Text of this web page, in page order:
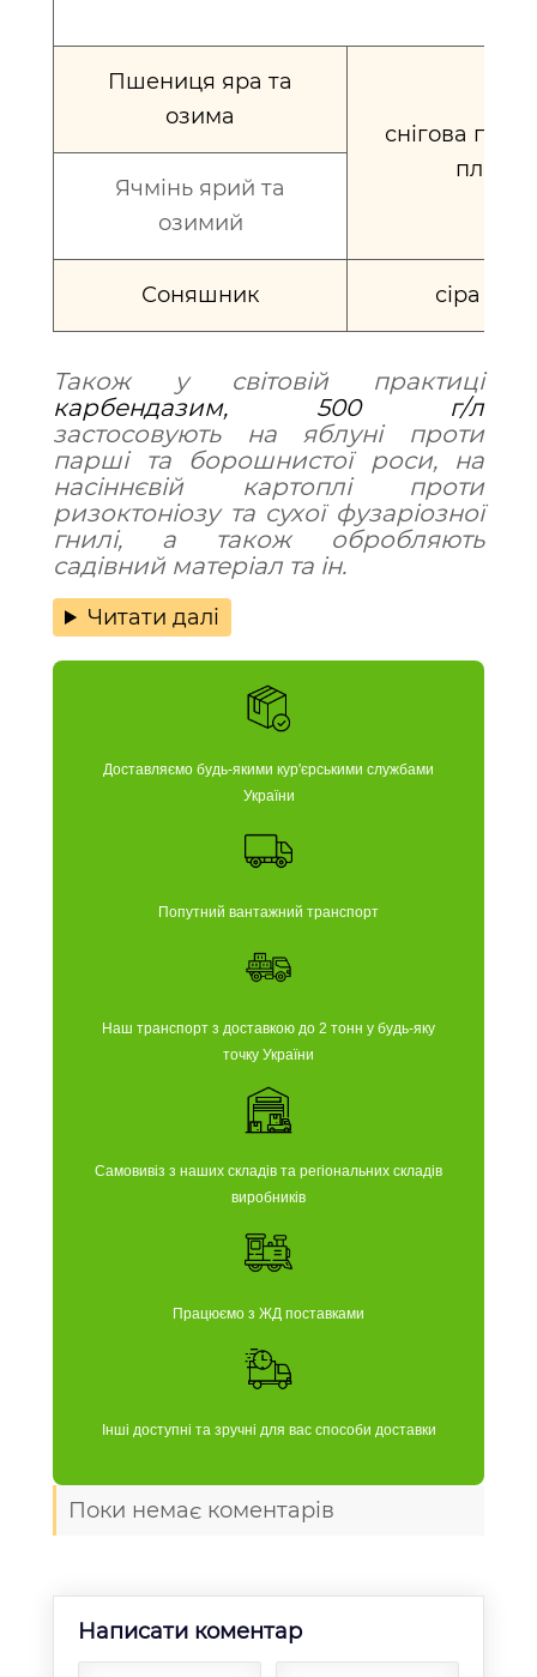
Пшениця яра та
озима
снігова
Ячмінь ярий та
озимий
Соняшник сіра та
Також у світовій практиці
карбендазим, 500 г/л
застосовують на яблуні проти
парші та борошнистої роси, на
насіннєвій картоплі проти
ризоктоніозу та сухої фузаріозної
гнилі, а також обробляють
садівний матеріал та ін.
Читати далі
Доставляємо будь-якими кур'єрськими службами
України
Попутний вантажний транспорт
Наш транспорт з доставкою до 2 тонн у будь-яку
точку України
Самовивіз з наших складів та регіональних складів
виробників
Працюємо з ЖД поставками
Інші доступні та зручні для вас способи доставки
Поки немає коментарів
Написати коментар